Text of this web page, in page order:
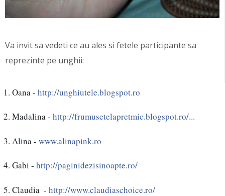
Va invit sa vedeti ce au ales si fetele participante sa
reprezinte pe unghii:
Oana - http://unghiutele.blogspot.ro
Madalina - http://frumusetelapretmic.blogspot.ro/...
Alina - www.alinapink.ro
Gabi - http://paginidezisinoapte.ro/
Claudia  - http://www.claudiaschoice.ro/